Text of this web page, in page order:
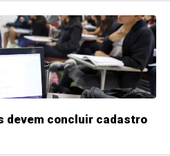
devem concluir cadastro